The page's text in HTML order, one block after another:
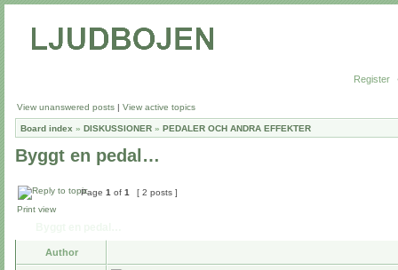
Register
View unanswered posts | View active topics
Board index » DISKUSSIONER » PEDALER OCH ANDRA EFFEKTER
Byggt en pedal…
Page 1 of 1
[ 2 posts ]
Print view
Author